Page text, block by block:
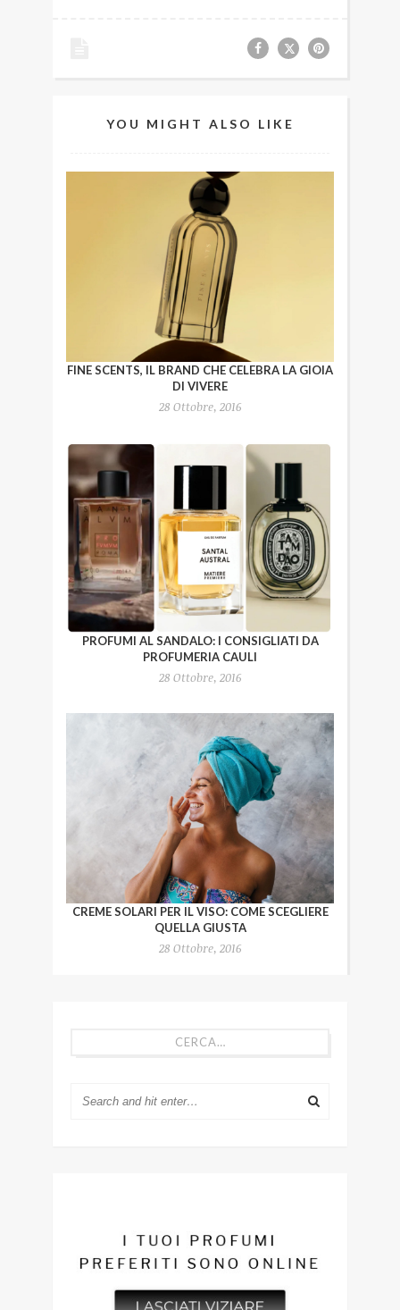
YOU MIGHT ALSO LIKE
FINE SCENTS, IL BRAND CHE CELEBRA LA GIOIA
DI VIVERE
28 Ottobre, 2016
PROFUMI AL SANDALO: I CONSIGLIATI DA
PROFUMERIA CAULI
28 Ottobre, 2016
CREME SOLARI PER IL VISO: COME SCEGLIERE
QUELLA GIUSTA
28 Ottobre, 2016
CERCA…